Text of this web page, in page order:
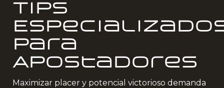
Tips
para
Apostadores
Maximizar placer y potencial victorioso demanda